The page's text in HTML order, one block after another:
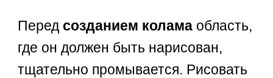
Перед созданием колама область,
где он должен быть нарисован,
тщательно промывается. Рисовать